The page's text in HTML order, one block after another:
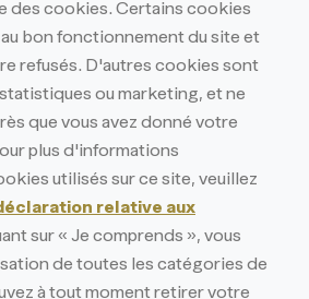
des cookies. Certains cookies
bon fonctionnement du site et
refusés. D'autres cookies sont
ou marketing, et ne
que vous avez donné votre
plus d'informations
utilisés sur ce site, veuillez
relative aux
sur « Je comprends », vous
de toutes les catégories de
à tout moment retirer votre